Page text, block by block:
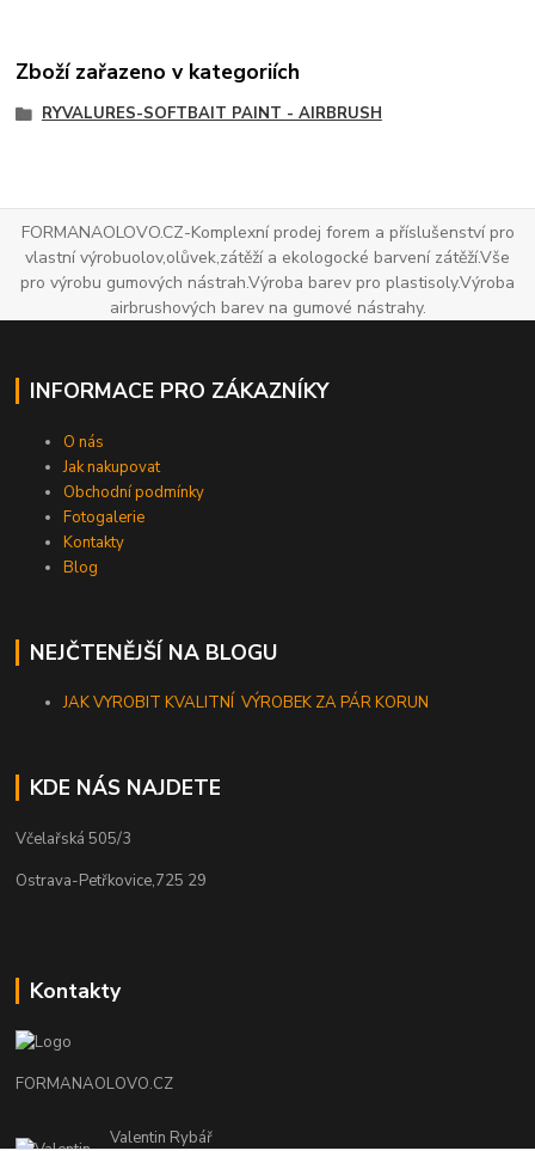
Zboží zařazeno v kategoriích
RYVALURES-SOFTBAIT PAINT - AIRBRUSH
FORMANAOLOVO.CZ-Komplexní prodej forem a příslušenství pro
vlastní výrobuolov,olůvek,zátěží a ekologocké barvení zátěží.Vše
pro výrobu gumových nástrah.Výroba barev pro plastisoly.Výroba
airbrushových barev na gumové nástrahy.
INFORMACE PRO ZÁKAZNÍKY
O nás
Jak nakupovat
Obchodní podmínky
Fotogalerie
Kontakty
Blog
NEJČTENĚJŠÍ NA BLOGU
JAK VYROBIT KVALITNÍ VÝROBEK ZA PÁR KORUN
KDE NÁS NAJDETE
Včelařská 505/3
Ostrava-Petřkovice,725 29
Kontakty
FORMANAOLOVO.CZ
Valentin Rybář